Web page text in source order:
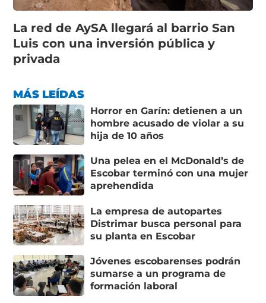
La red de AySA llegará al barrio San
Luis con una inversión pública y
privada
MÁS LEÍDAS
Horror en Garín: detienen a un
hombre acusado de violar a su
hija de 10 años
Una pelea en el McDonald’s de
Escobar terminó con una mujer
aprehendida
La empresa de autopartes
Distrimar busca personal para
su planta en Escobar
Jóvenes escobarenses podrán
sumarse a un programa de
formación laboral